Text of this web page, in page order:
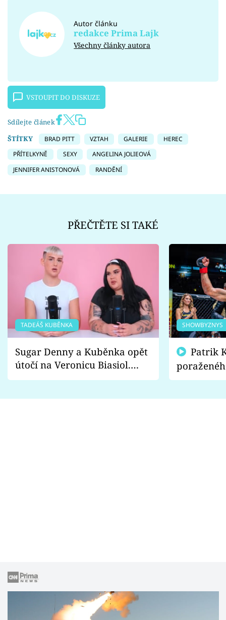
Autor článku
redakce Prima Lajk
Všechny články autora
VSTOUPIT DO DISKUZE
Sdílejte článek
ŠTÍTKY
BRAD PITT VZTAH GALERIE
HEREC
PŘÍTELKYNĚ
SEXY
ANGELINA JOLIEOVÁ
JENNIFER ANISTONOVÁ
RANDĚNÍ
PŘEČTĚTE SI TAKÉ
TADEÁŠ KUBĚNKA
Sugar Denny a Kuběnka opět
útočí na Veronicu Biasiol.
Proč je podle nich falešná a
SHOWBYZNYS
fanoušci